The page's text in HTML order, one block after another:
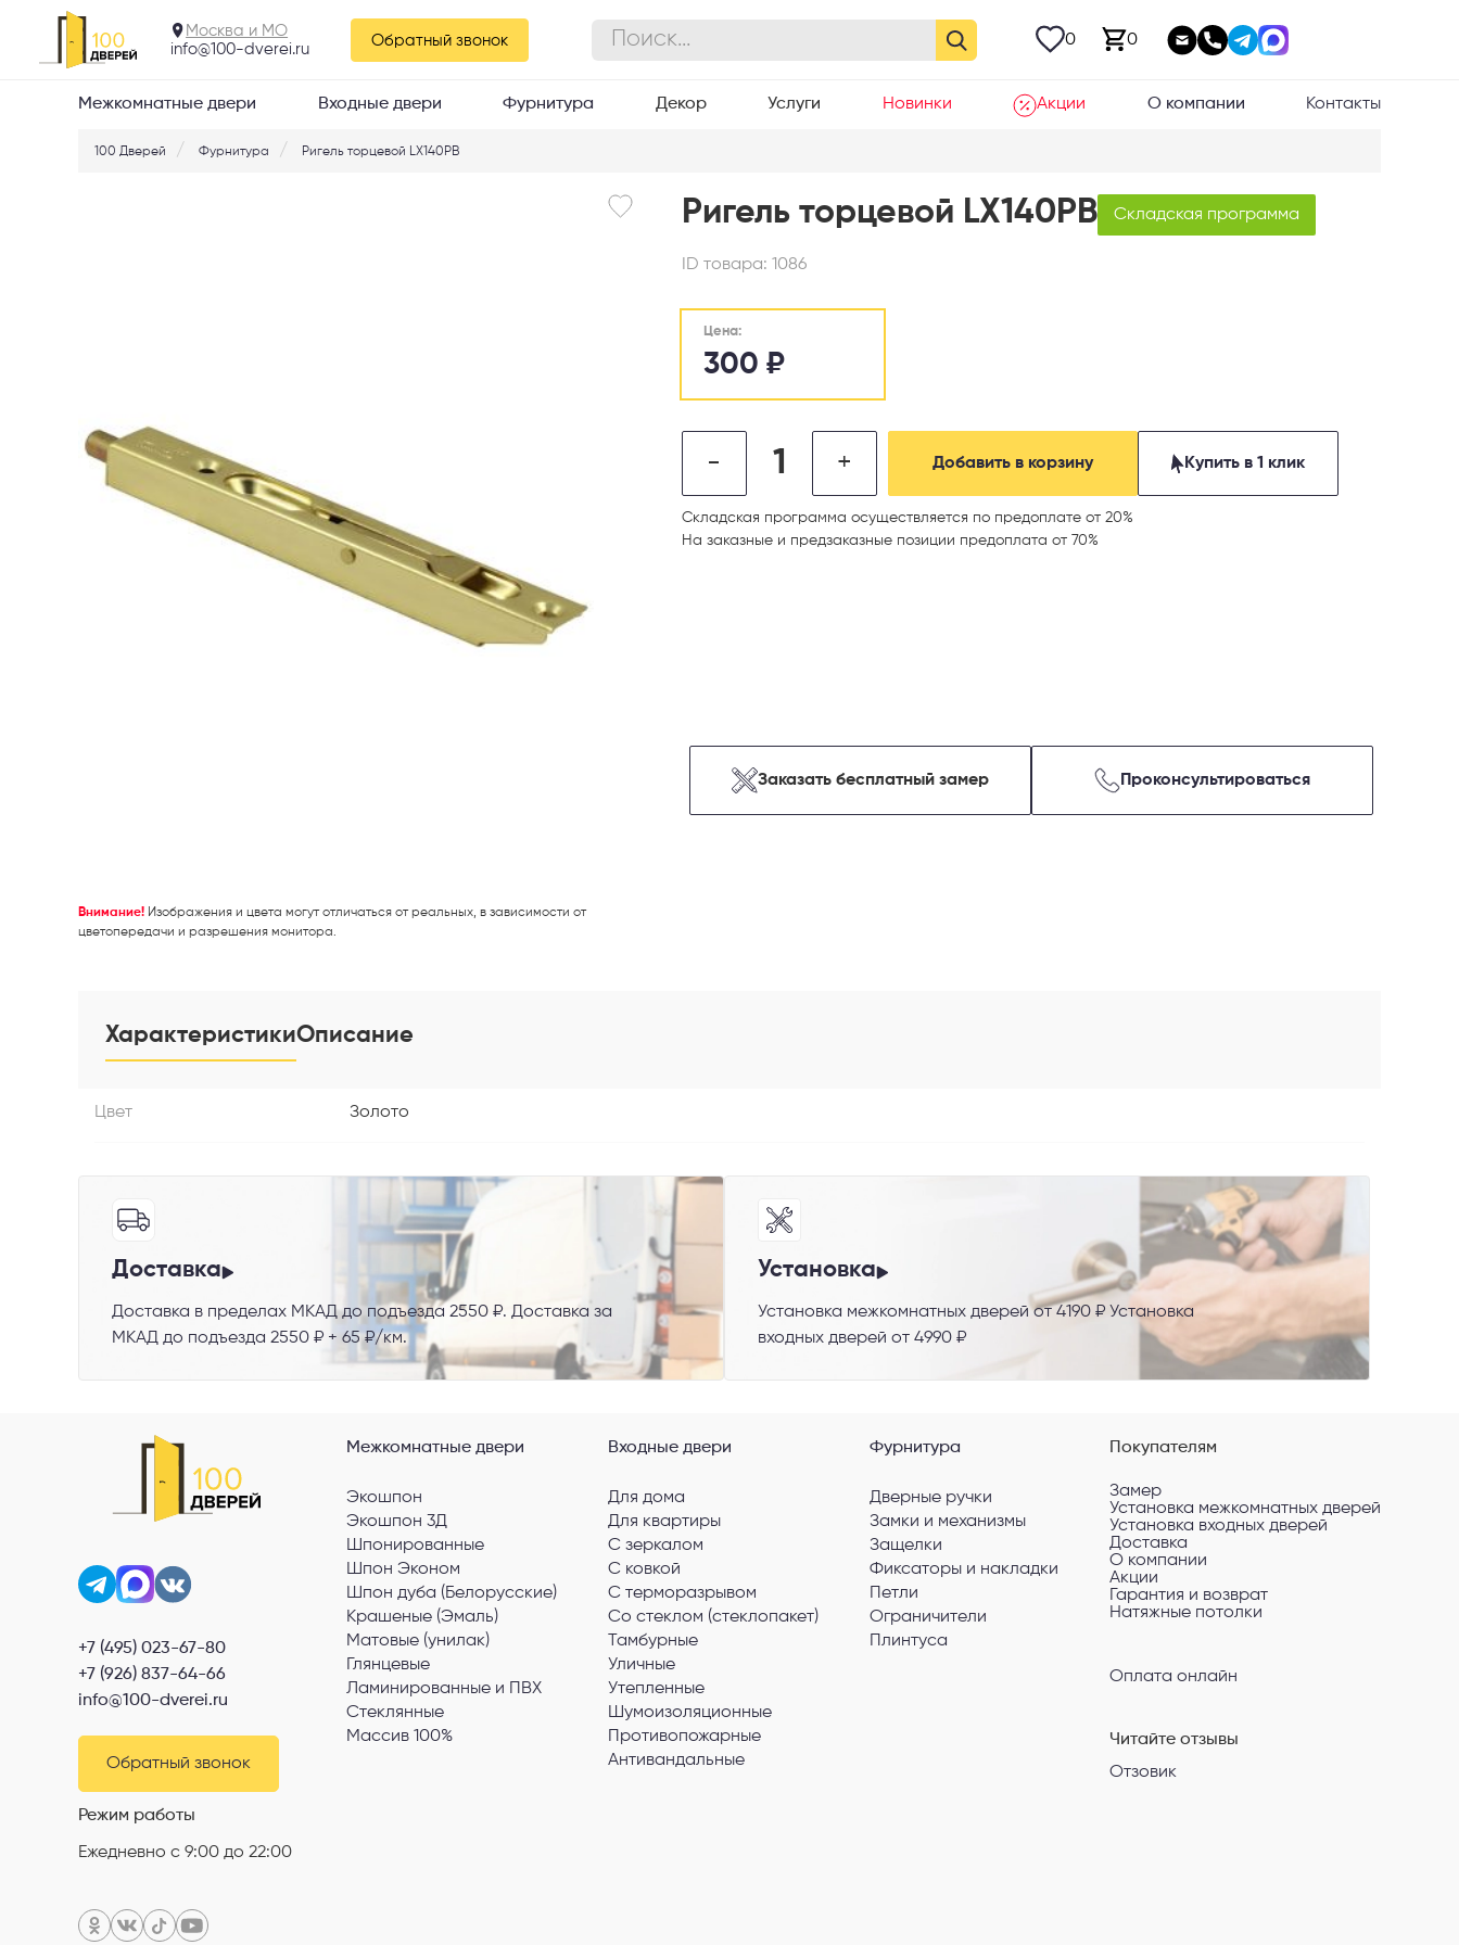
Москва и МО
info@100-dverei.ru
Обратный звонок 0 0
Межкомнатные двери Входные двери Фурнитура Декор Услуги Новинки Акции О компании Контакты
100 Дверей Фурнитура Ригель торцевой LX140PB
Внимание! Изображения и цвета могут отличаться от реальных, в зависимости от
цветопередачи и разрешения монитора.
Ригель торцевой LX140PB Складская программа
ID товара: 1086
Цена:
300 ₽
- + Купить в 1 клик
Добавить в корзину
Складская программа осуществляется по предоплате от 20%
На заказные и предзаказные позиции предоплата от 70%
Заказать бесплатный замер Проконсультироваться
ХарактеристикиОписание
Цвет Золото
Доставка
Доставка в пределах МКАД до подъезда 2550 ₽. Доставка за
МКАД до подъезда 2550 ₽ + 65 ₽/км.
Установка
Установка межкомнатных дверей от 4190 ₽ Установка
входных дверей от 4990 ₽
+7 (495) 023-67-80
+7 (926) 837-64-66
info@100-dverei.ru
Обратный звонок
Режим работы
Ежедневно с 9:00 до 22:00
Межкомнатные двери
Экошпон
Экошпон 3Д
Шпонированные
Шпон Эконом
Шпон дуба (Белорусские)
Крашеные (Эмаль)
Матовые (унилак)
Глянцевые
Ламинированные и ПВХ
Стеклянные
Массив 100%
Входные двери
Для дома
Для квартиры
С зеркалом
С ковкой
С терморазрывом
Со стеклом (стеклопакет)
Тамбурные
Уличные
Утепленные
Шумоизоляционные
Противопожарные
Антивандальные
Фурнитура
Дверные ручки
Замки и механизмы
Защелки
Фиксаторы и накладки
Петли
Ограничители
Плинтуса
Покупателям
Замер
Установка межкомнатных дверей
Установка входных дверей
Доставка
О компании
Акции
Гарантия и возврат
Натяжные потолки
Оплата онлайн
Читайте отзывы
Отзовик
Выберите способ связи
Перезвонить Telegram
Я согласен сПолитикой конфиденциальности